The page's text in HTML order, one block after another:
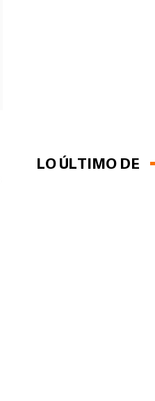
LO ÚLTIMO DE